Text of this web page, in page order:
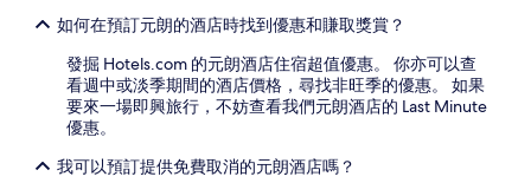
如何在預訂元朗的酒店時找到優惠和賺取獎賞？
發掘 Hotels.com 的元朗酒店住宿超值優惠。 你亦可以查
看週中或淡季期間的酒店價格，尋找非旺季的優惠。 如果
要來一場即興旅行，不妨查看我們元朗酒店的 Last Minute
優惠。
我可以預訂提供免費取消的元朗酒店嗎？